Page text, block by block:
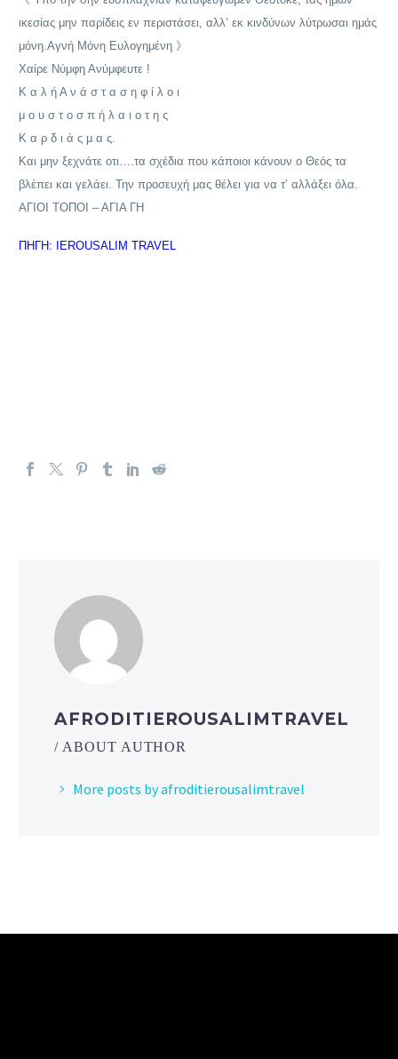
ικεσίας μην παρίδεις εν περιστάσει, αλλ’ εκ κινδύνων λύτρωσαι ημάς
μόνη.Αγνή Μόνη Ευλογημένη 》
Χαίρε Νύμφη Ανύμφευτε !
Κ α λ ή Α ν ά σ τ α σ η φ ί λ ο ι
μ ο υ σ τ ο σ π ή λ α ι ο τ η ς
Κ α ρ δ ι ά ς μ α ς.
Και μην ξεχνάτε οτι….τα σχέδια που κάποιοι κάνουν ο Θεός τα
βλέπει και γελάει. Την προσευχή μας θέλει για να τ’ αλλάξει όλα.
ΑΓΙΟΙ ΤΟΠΟΙ – ΑΓΙΑ ΓΗ
ΠΗΓΗ: IEROUSALIM TRAVEL
AFRODITIEROUSALIMTRAVEL
/ ABOUT AUTHOR
More posts by afroditierousalimtravel